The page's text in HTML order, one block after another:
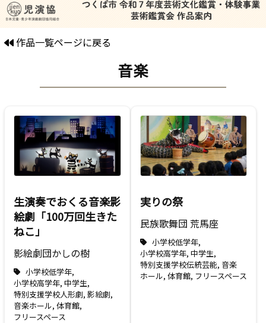
作品一覧ページに戻る
音楽
生演奏でおくる音楽影
絵劇「100万回生きた
ねこ」
影絵劇団かしの樹
小学校低学年,
小学校高学年, 中学生,
特別支援学校人形劇,影絵劇,
音楽ホール, 体育館,
フリースペース
実りの祭
民族歌舞団 荒馬座
小学校低学年,
小学校高学年, 中学生,
特別支援学校伝統芸能, 音楽
ホール, 体育館, フリースペース